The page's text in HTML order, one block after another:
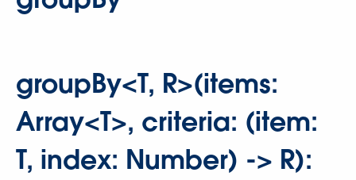
groupBy<T, R>(items:
Array<T>, criteria: (item:
T, index: Number) -> R):